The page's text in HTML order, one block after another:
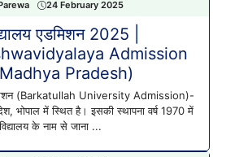
24 February 2025
एडमिशन 2025 |
Admission
Pradesh)
(Barkatullah University Admission)-
भोपाल में स्थित है। इसकी स्थापना वर्ष 1970 में
के नाम से जाना ...